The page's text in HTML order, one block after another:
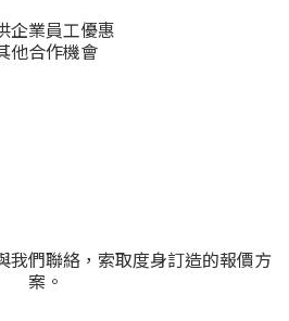
企業員工優惠
他合作機會
我們聯絡，索取度身訂造的報價方
案。